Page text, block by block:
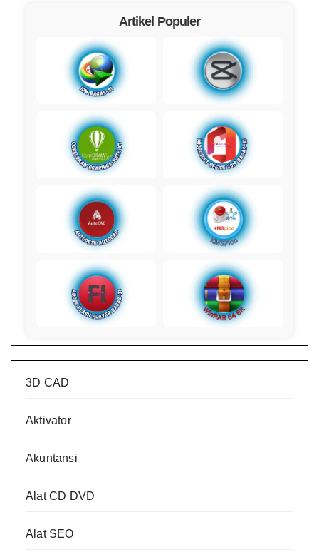
Artikel Populer
3D CAD
Aktivator
Akuntansi
Alat CD DVD
Alat SEO